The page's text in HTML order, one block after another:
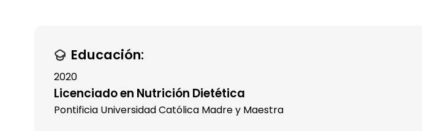
Educación:
2020
Licenciado en Nutrición Dietética
Pontificia Universidad Católica Madre y Maestra